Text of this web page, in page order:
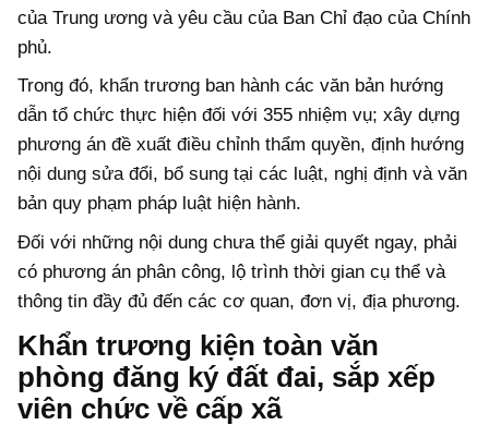
của Trung ương và yêu cầu của Ban Chỉ đạo của Chính
phủ.
Trong đó, khẩn trương ban hành các văn bản hướng
dẫn tổ chức thực hiện đối với 355 nhiệm vụ; xây dựng
phương án đề xuất điều chỉnh thẩm quyền, định hướng
nội dung sửa đổi, bổ sung tại các luật, nghị định và văn
bản quy phạm pháp luật hiện hành.
Đối với những nội dung chưa thể giải quyết ngay, phải
có phương án phân công, lộ trình thời gian cụ thể và
thông tin đầy đủ đến các cơ quan, đơn vị, địa phương.
Khẩn trương kiện toàn văn
phòng đăng ký đất đai, sắp xếp
viên chức về cấp xã